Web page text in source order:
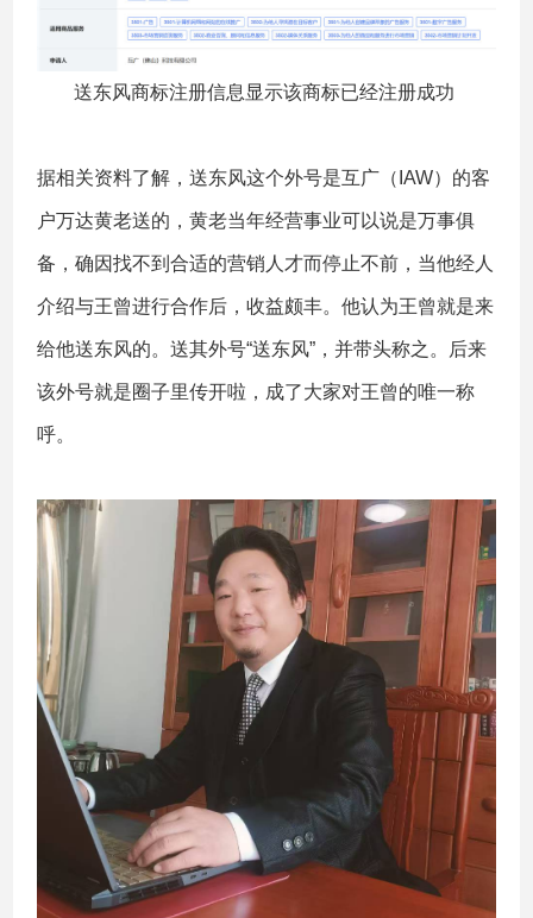
送东风商标注册信息显示该商标已经注册成功
据相关资料了解，送东风这个外号是互广（IAW）的客
户万达黄老送的，黄老当年经营事业可以说是万事俱
备，确因找不到合适的营销人才而停止不前，当他经人
介绍与王曾进行合作后，收益颇丰。他认为王曾就是来
给他送东风的。送其外号“送东风”，并带头称之。后来
该外号就是圈子里传开啦，成了大家对王曾的唯一称
呼。